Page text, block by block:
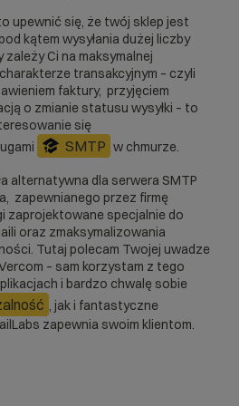
upewnić się, że twój sklep jest
kątem wysyłania dużej liczby
zależy Ci na maksymalnej
transakcyjnym – czyli
faktury, przyjęciem
o zmianie statusu wysyłki – to
się
SMTP w chmurze.
alternatywna dla serwera SMTP
zapewnianego przez firmę
zaprojektowane specjalnie do
oraz zmaksymalizowania
Tutaj polecam Twojej uwadze
– sam korzystam z tego
i bardzo chwalę sobie
, jak i fantastyczne
zapewnia swoim klientom.